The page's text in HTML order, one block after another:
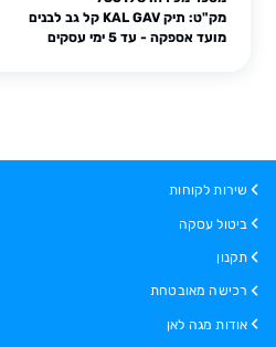
מק"ט: תיק KAL GAV קל גב לבנים
מועד אספקה - עד 5 ימי עסקים
שירות לקוחות
ביטול עסקה
תקנון
רכישה מאובטחת
אודות מגה לאן